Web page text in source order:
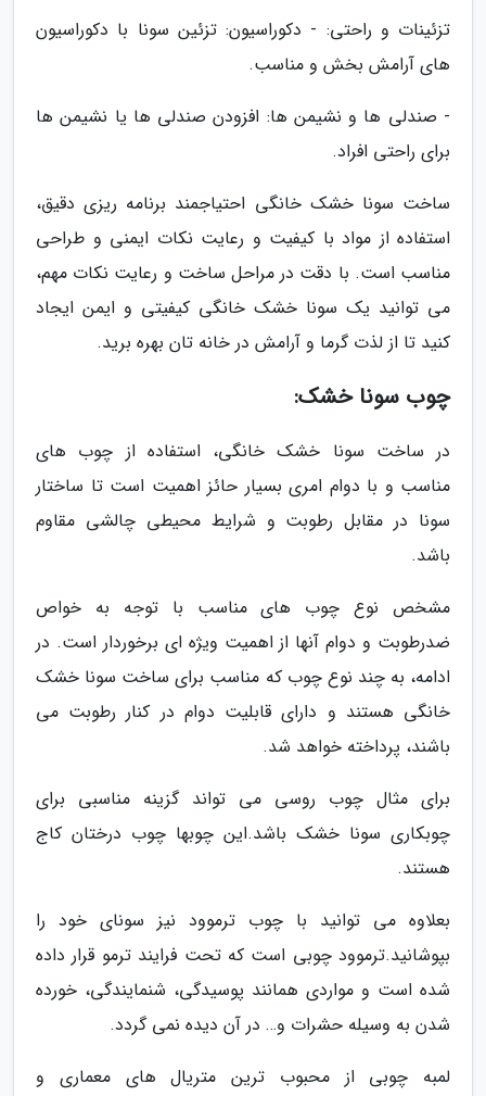
تزئینات و راحتی: - دکوراسیون: تزئین سونا با دکوراسیون
های آرامش بخش و مناسب.
- صندلی ها و نشیمن ها: افزودن صندلی ها یا نشیمن ها
برای راحتی افراد.
ساخت سونا خشک خانگی احتیاجمند برنامه ریزی دقیق،
استفاده از مواد با کیفیت و رعایت نکات ایمنی و طراحی
مناسب است. با دقت در مراحل ساخت و رعایت نکات مهم،
می توانید یک سونا خشک خانگی کیفیتی و ایمن ایجاد
کنید تا از لذت گرما و آرامش در خانه تان بهره برید.
چوب سونا خشک:
در ساخت سونا خشک خانگی، استفاده از چوب های
مناسب و با دوام امری بسیار حائز اهمیت است تا ساختار
سونا در مقابل رطوبت و شرایط محیطی چالشی مقاوم
باشد.
مشخص نوع چوب های مناسب با توجه به خواص
ضدرطوبت و دوام آنها از اهمیت ویژه ای برخوردار است. در
ادامه، به چند نوع چوب که مناسب برای ساخت سونا خشک
خانگی هستند و دارای قابلیت دوام در کنار رطوبت می
باشند، پرداخته خواهد شد.
برای مثال چوب روسی می تواند گزینه مناسبی برای
چوبکاری سونا خشک باشد.این چوبها چوب درختان کاج
هستند.
بعلاوه می توانید با چوب ترموود نیز سونای خود را
بپوشانید.ترموود چوبی است که تحت فرایند ترمو قرار داده
شده است و مواردی همانند پوسیدگی، شنمایندگی، خورده
شدن به وسیله حشرات و… در آن دیده نمی گردد.
لمبه چوبی از محبوب ترین متریال های معماری و